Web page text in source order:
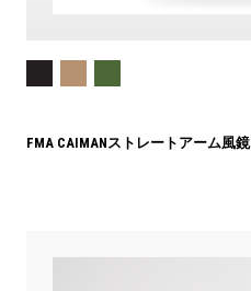
FMA CAIMANストレートアーム風鏡